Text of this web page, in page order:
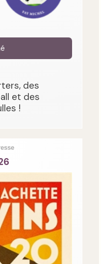
des
et des
!